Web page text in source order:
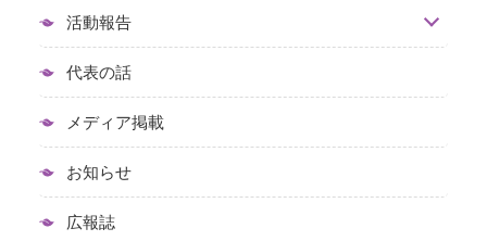
活動報告
代表の話
メディア掲載
お知らせ
広報誌